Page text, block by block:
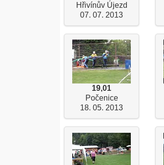
Hřivínův Újezd
07. 07. 2013
19,01
Počenice
18. 05. 2013